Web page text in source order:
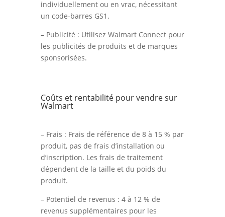
individuellement ou en vrac, nécessitant
un code-barres GS1.
– Publicité : Utilisez Walmart Connect pour
les publicités de produits et de marques
sponsorisées.
Coûts et rentabilité pour vendre sur
Walmart
– Frais : Frais de référence de 8 à 15 % par
produit, pas de frais d’installation ou
d’inscription. Les frais de traitement
dépendent de la taille et du poids du
produit.
– Potentiel de revenus : 4 à 12 % de
revenus supplémentaires pour les